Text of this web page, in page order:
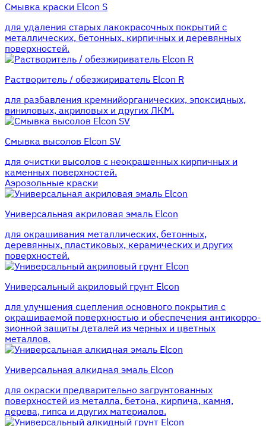
Смывка краски Elcon S
для удаления старых лакокрасочных покрытий с
металлических, бетонных, кирпичных и деревянных
поверхностей.
Растворитель / обезжириватель Elcon R
для разбавления кремнийорганических, эпоксидных,
виниловых, акриловых и других ЛКМ.
Смывка высолов Elcon SV
для очистки высолов с неокрашенных кирпичных и
каменных поверхностей.
Аэрозольные краски
Универсальная акриловая эмаль Elcon
для окрашивания металлических, бетонных,
деревянных, пластиковых, керамических и других
поверхностей.
Универсальный акриловый грунт Elcon
для улучшения сцепления основного покрытия с
окрашиваемой поверхностью и обеспечения антикорро-
зионной защиты деталей из черных и цветных
металлов.
Универсальная алкидная эмаль Elcon
для окраски предварительно загрунтованных
поверхностей из металла, бетона, кирпича, камня,
дерева, гипса и других материалов.